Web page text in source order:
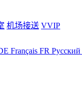
机场接送 VVIP
Français FR Русский